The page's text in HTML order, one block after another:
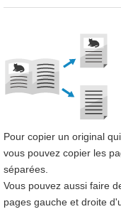
Pour copier un original
vous pouvez copier les
séparées.
Vous pouvez aussi faire
pages gauche et droite